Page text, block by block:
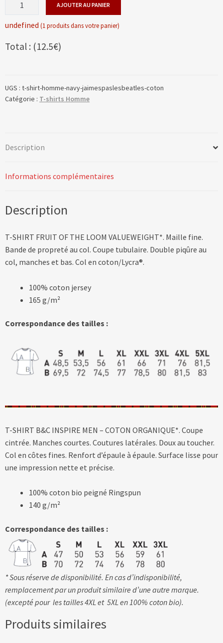
J'AIME
LES
AJOUTER AU PANIER
undefined (1 produits dans votre panier)
Total : (12.5€)
UGS : t-shirt-homme-navy-jaimespaslesbeatles-coton
Catégorie : T-shirts Homme
Description
Informations complémentaires
Description
T-SHIRT FRUIT OF THE LOOM VALUEWEIGHT*. Maille fine.
Bande de propreté au col. Coupe tubulaire. Double piqûre au
col, manches et bas. Col en coton/Lycra®.
100% coton jersey
165 g/m²
Correspondance des tailles :
T-SHIRT B&C INSPIRE MEN – COTON ORGANIQUE*. Coupe
cintrée. Manches courtes. Coutures latérales. Doux au toucher.
Col en côtes fines. Renfort d’épaule à épaule. Surface lisse pour
une impression nette et précise.
100% coton bio peigné Ringspun
140 g/m²
Correspondance des tailles :
* Sous réserve de disponibilité. En cas d’indisponibilité,
remplacement par un produit similaire d’une autre marque.
(excepté pour les tailles 4XL et 5XL en 100% coton bio).
Produits similaires